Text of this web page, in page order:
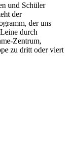
und Schüler
der
der uns
durch
Zentrum,
zu dritt oder viert